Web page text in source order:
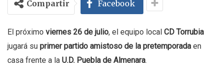
Compartir Facebook
El próximo viernes 26 de julio, el equipo local CD Torrubia
jugará su primer partido amistoso de la pretemporada en
casa frente a la U.D. Puebla de Almenara.